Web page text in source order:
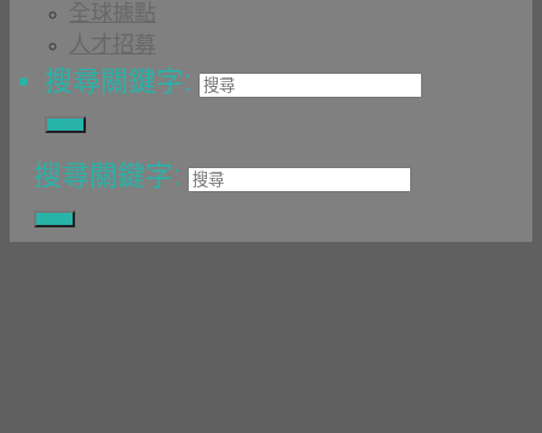
全球據點
人才招募
搜尋關鍵字:
搜尋關鍵字: